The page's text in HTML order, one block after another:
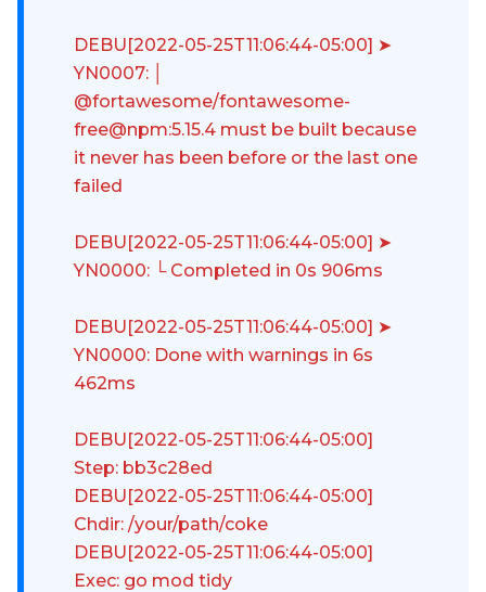
DEBU[2022-05-25T11:06:44-05:00] ➤
YN0007: │
@fortawesome/fontawesome-
free@npm:5.15.4 must be built because
it never has been before or the last one
failed
DEBU[2022-05-25T11:06:44-05:00] ➤
YN0000: └ Completed in 0s 906ms
DEBU[2022-05-25T11:06:44-05:00] ➤
YN0000: Done with warnings in 6s
462ms
DEBU[2022-05-25T11:06:44-05:00]
Step: bb3c28ed
DEBU[2022-05-25T11:06:44-05:00]
Chdir: /your/path/coke
DEBU[2022-05-25T11:06:44-05:00]
Exec: go mod tidy